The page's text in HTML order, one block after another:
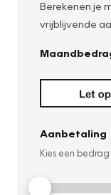
Berekenen je
vrijblijvende
Aanbetaling
Kies een bedrag